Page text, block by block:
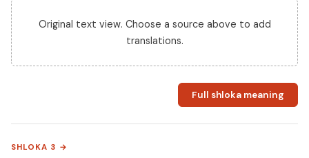
Original text view. Choose a source above to add
translations.
Full shloka meaning
SHLOKA 3 →